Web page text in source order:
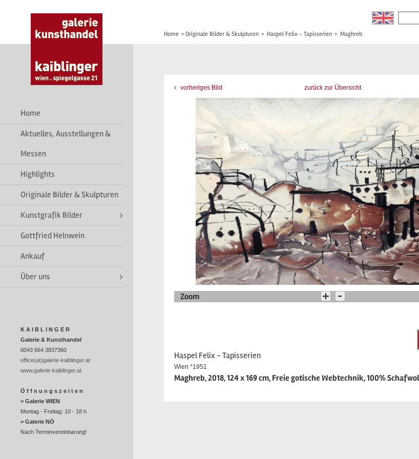
Home
Aktuelles, Ausstellungen &
Messen
Highlights
Originale Bilder & Skulpturen
Kunstgrafik Bilder
Gottfried Helnwein
Ankauf
Über uns
K A I B L I N G E R
Galerie & Kunsthandel
0043 664 3837360
office(at)galerie-kaiblinger.at
www.galerie-kaiblinger.at
Ö f f n u n g s z e i t e n
> Galerie WIEN
Montag - Freitag: 10 - 18 h
> Galerie NÖ
Nach Terminvereinbarung!
Home > Originale Bilder & Skulpturen > Haspel Felix - Tapisserien > Maghreb
vorheriges Bild zurück zur Übersicht
Zoom
Haspel Felix - Tapisserien
Wien *1951
Maghreb, 2018, 124 x 169 cm, Freie gotische Webtechnik, 100%